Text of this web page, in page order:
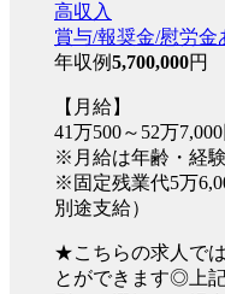
高収入
賞与/報奨金/慰労金
年収例5,700,000円
【月給】
41万500～52万7,000
※月給は年齢・経
※固定残業代5万
別途支給）
★こちらの求人で
とができます◎上